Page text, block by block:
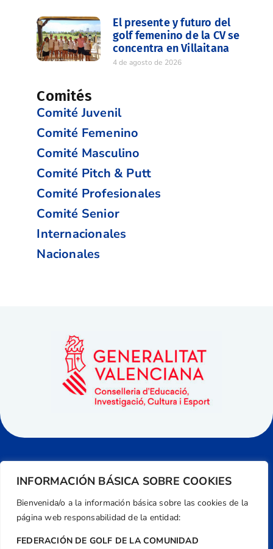
INFORMACIÓN BÁSICA SOBRE COOKIES
Bienvenida/o a la información básica sobre las cookies de la
página web responsabilidad de la entidad:
FEDERACIÓN DE GOLF DE LA COMUNIDAD
El presente y futuro del
golf femenino de la CV se
concentra en Villaitana
4 de agosto de 2026
Comités
Comité Juvenil
Comité Femenino
Comité Masculino
Comité Pitch & Putt
Comité Profesionales
Comité Senior
Internacionales
Nacionales